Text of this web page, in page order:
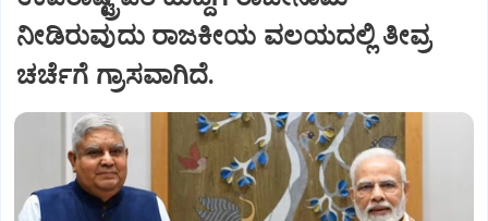
ನೀಡಿರುವುದು ರಾಜಕೀಯ ವಲಯದಲ್ಲಿ ತೀವ್ರ
ಚರ್ಚೆಗೆ ಗ್ರಾಸವಾಗಿದೆ.